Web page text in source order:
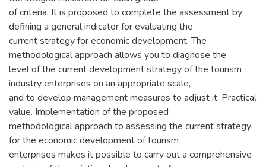
of criteria. It is proposed to complete the assessment by
defining a general indicator for evaluating the
current strategy for economic development. The
methodological approach allows you to diagnose the
level of the current development strategy of the tourism
industry enterprises on an appropriate scale,
and to develop management measures to adjust it. Practical
value. Implementation of the proposed
methodological approach to assessing the current strategy
for the economic development of tourism
enterprises makes it possible to carry out a comprehensive